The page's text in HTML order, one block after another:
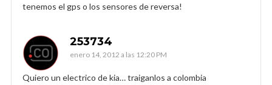
tenemos el gps o los sensores de reversa!
253734
enero 14, 2012 a las 12:20 PM
Quiero un electrico de kia… traiganlos a colombia